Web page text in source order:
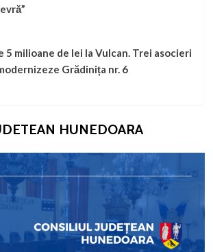
5 milioane de lei la Vulcan. Trei asocieri
Grădinița nr. 6
HUNEDOARA